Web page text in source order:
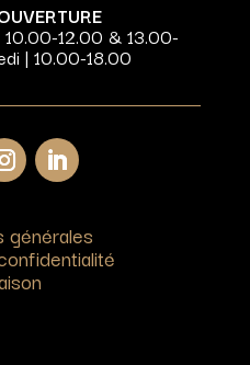
10.00-12.00 & 13.00-
| 10.00-18.00
générales